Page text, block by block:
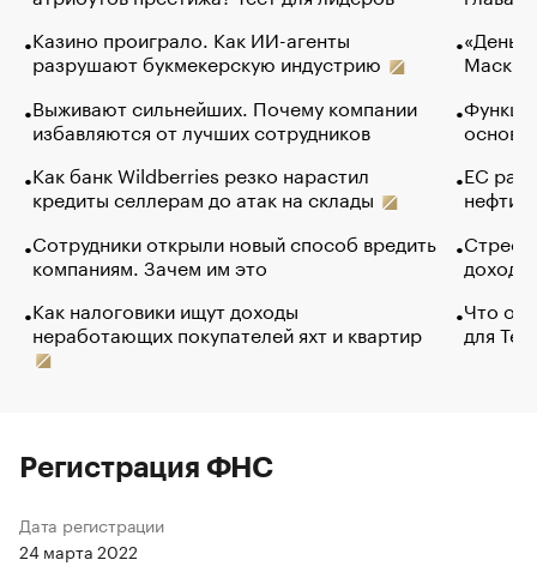
Казино проиграло. Как ИИ-агенты
разрушают букмекерскую индустрию
Выживают сильнейших. Почему компании
избавляются от лучших сотрудников
Как банк Wildberries резко нарастил
кредиты селлерам до атак на склады
Сотрудники открыли новый способ вредить
компаниям. Зачем им это
Как налоговики ищут доходы
неработающих покупателей яхт и квартир
Маск в
основ
ЕС
нефти
Что
для
Регистрация ФНС
Дата регистрации
24 марта 2022